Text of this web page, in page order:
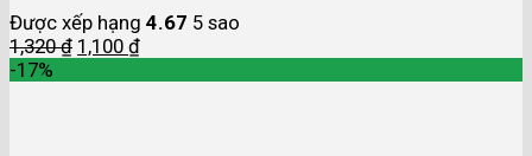
Được xếp hạng 4.67 5 sao
1,320₫ 1,100 ₫
-17%